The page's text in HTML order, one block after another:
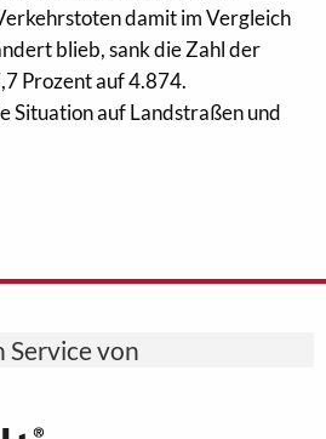
damit im Vergleich
blieb, sank die Zahl der
Prozent auf 4.874.
Situation auf Landstraßen und
Service von